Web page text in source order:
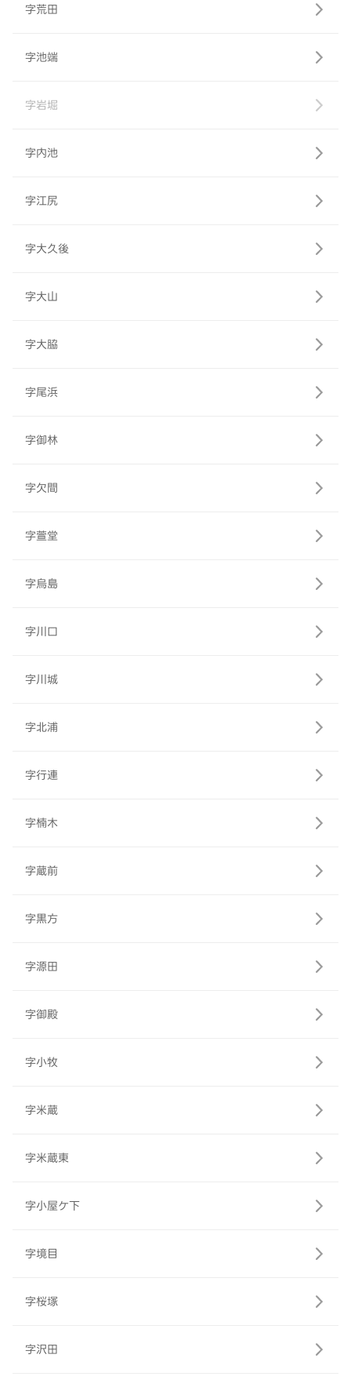
字荒田
字池端
字岩堀
字内池
字江尻
字大久後
字大山
字大脇
字尾浜
字御林
字欠間
字萱堂
字烏島
字川口
字川城
字北浦
字行連
字楠木
字蔵前
字黒方
字源田
字御殿
字小牧
字米蔵
字米蔵東
字小屋ケ下
字境目
字桜塚
字沢田